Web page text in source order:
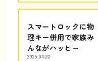
スマートロックに物
理キー併用で家族み
んながハッピー
2025.04.22